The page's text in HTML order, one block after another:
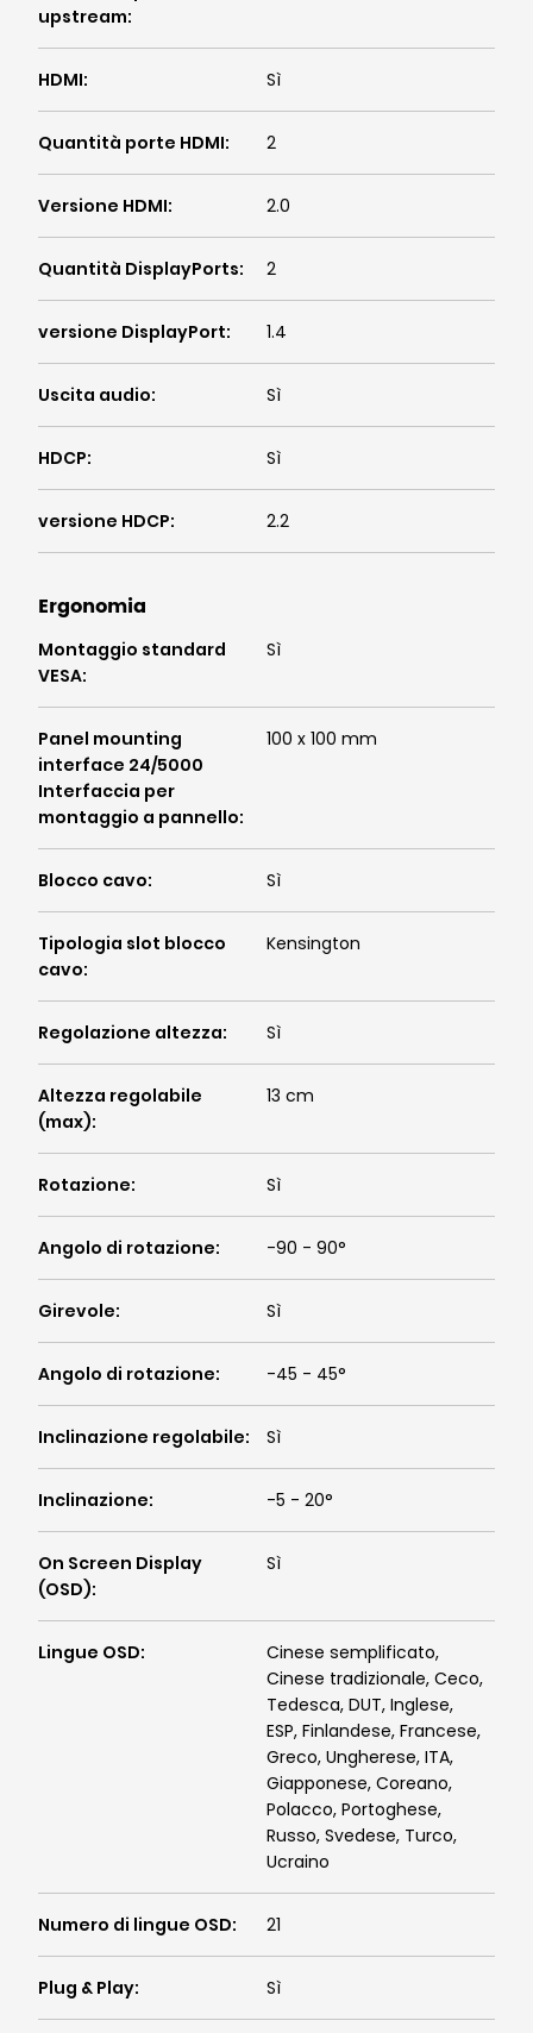
upstream:
HDMI: Sì
Quantità porte HDMI: 2
Versione HDMI: 2.0
Quantità DisplayPorts: 2
versione DisplayPort: 1.4
Uscita audio: Sì
HDCP: Sì
versione HDCP: 2.2
Ergonomia
Montaggio standard
VESA:
Sì
Panel mounting
interface 24/5000
Interfaccia per
montaggio a pannello:
100 x 100 mm
Blocco cavo: Sì
Tipologia slot blocco
cavo:
Kensington
Regolazione altezza: Sì
Altezza regolabile
(max):
13 cm
Rotazione: Sì
Angolo di rotazione: -90 - 90°
Girevole: Sì
Angolo di rotazione: -45 - 45°
Inclinazione regolabile: Sì
Inclinazione: -5 - 20°
On Screen Display
(OSD):
Sì
Lingue OSD:
Cinese semplificato,
Cinese tradizionale, Ceco,
Tedesca, DUT, Inglese,
ESP, Finlandese, Francese,
Greco, Ungherese, ITA,
Giapponese, Coreano,
Polacco, Portoghese,
Russo, Svedese, Turco,
Ucraino
Numero di lingue OSD: 21
Plug & Play: Sì